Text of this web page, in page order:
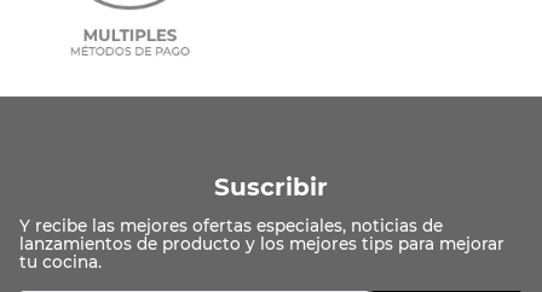
Suscribir